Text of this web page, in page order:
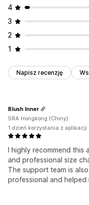
4
3
2
1
Napisz recenzję
I highly recommend
and professional size
The support team is
professional and helped
Blush Inner
SRA Hongkong (Chiny)
1 dzień korzystania z aplikacji